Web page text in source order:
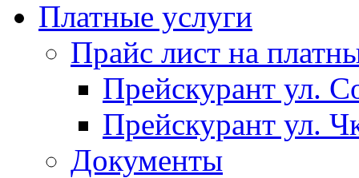
Платные услуги
Прайс лист на
Прейскурант ул.
Прейскурант ул.
Документы